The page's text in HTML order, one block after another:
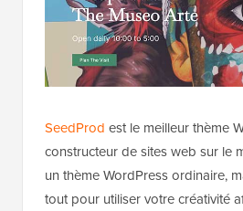
SeedProd est le meilleur thème
constructeur de sites web sur le
un thème WordPress ordinaire,
tout pour utiliser votre créativité